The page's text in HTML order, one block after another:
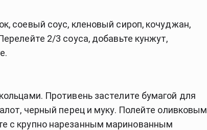
соевый соус, кленовый сироп, кочуджан,
2/3 соуса, добавьте кунжут,
Противень застелите бумагой для
черный перец и муку. Полейте оливковым
с крупно нарезанным маринованным